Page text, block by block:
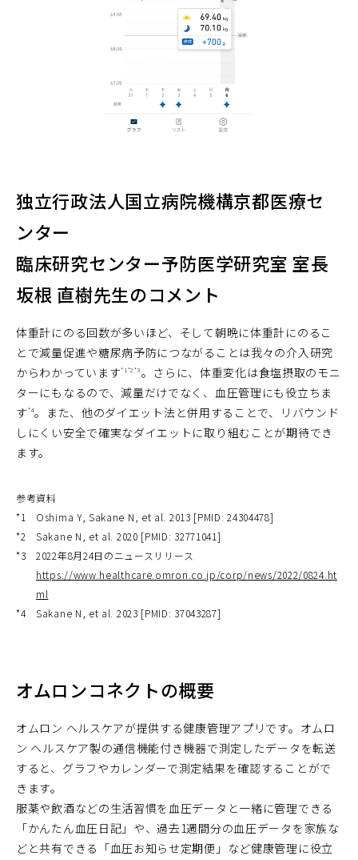
独立行政法人国立病院機構京都医療セ
ンター
臨床研究センター予防医学研究室 室長
坂根 直樹先生のコメント
体重計にのる回数が多いほど、そして朝晩に体重計にのるこ
とで減量促進や糖尿病予防につながることは我々の介入研究
からわかっています*1*2*3 。さらに、体重変化は食塩摂取のモニ
ターにもなるので、減量だけでなく、血圧管理にも役立ちま
す*4。また、他のダイエット法と併用することで、リバウンド
しにくい安全で確実なダイエットに取り組むことが期待でき
ます。
参考資料
*1
Oshima Y, Sakane N, et al. 2013 [PMID: 24304478]
*2
Sakane N, et al. 2020 [PMID: 32771041]
*3
2022年8月24日のニュースリリース
https://www.healthcare.omron.co.jp/corp/news/2022/0824.ht
ml
*4
Sakane N, et al. 2023 [PMID: 37043287]
オムロンコネクトの概要
オムロン ヘルスケアが提供する健康管理アプリです。オムロ
ン ヘルスケア製の通信機能付き機器で測定したデータを転送
すると、グラフやカレンダーで測定結果を確認することがで
きます。
服薬や飲酒などの生活習慣を血圧データと一緒に管理できる
「かんたん血圧日記」や、過去1週間分の血圧データを家族な
どと共有できる「血圧お知らせ定期便」など健康管理に役立